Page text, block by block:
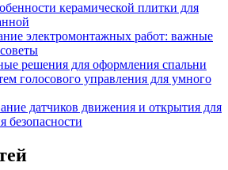
керамической плитки для
электромонтажных работ: важные
решения для оформления спальни
голосового управления для умного
датчиков движения и открытия для
безопасности